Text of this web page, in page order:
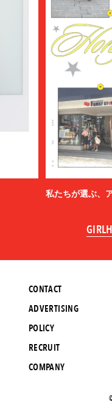
私たちが選ぶ、
CONTACT
ADVERTISING
POLICY
RECRUIT
COMPANY